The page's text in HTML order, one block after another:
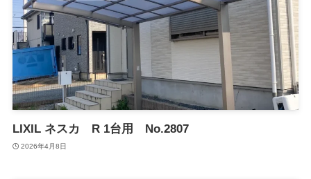
LIXIL ネスカ R 1台用 No.2807
2026年4月8日